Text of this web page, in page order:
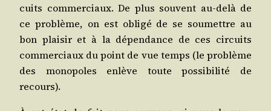
cuits com­mer­ciaux. De plus sou­vent au-delà de
ce pro­blème, on est obli­gé de se sou­mettre au
bon plai­sir et à la dépen­dance de ces cir­cuits
com­mer­ciaux du point de vue temps (le pro­blème
des mono­poles enlève toute pos­si­bi­li­té de
recours).